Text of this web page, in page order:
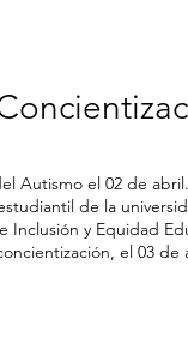
Autismo el 02 de
de la
y Equidad
el 03